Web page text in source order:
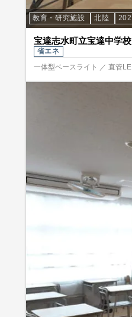
教育・研究施設 北陸
宝達志水町立宝達中学
省エネ
一体型ベースライト ／ 直管